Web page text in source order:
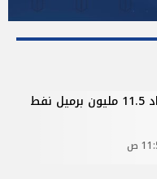
مصر تتفق على استيراد 11.5 مليون برميل نفط